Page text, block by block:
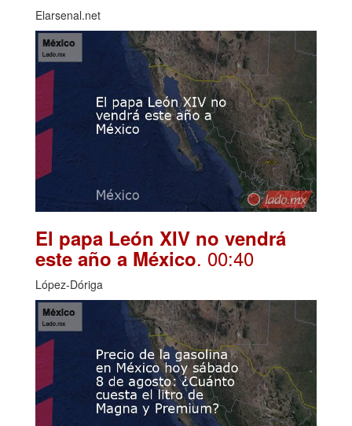
Elarsenal.net
El papa León XIV no vendrá
este año a México. 00:40
López-Dóriga